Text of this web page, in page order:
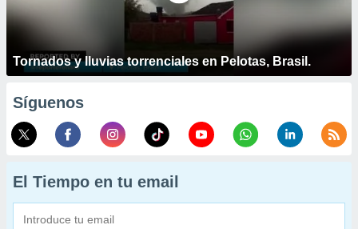
Tornados y lluvias torrenciales en Pelotas, Brasil.
Síguenos
El Tiempo en tu email